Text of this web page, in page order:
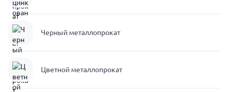
Черный металлопрокат
Цветной металлопрокат